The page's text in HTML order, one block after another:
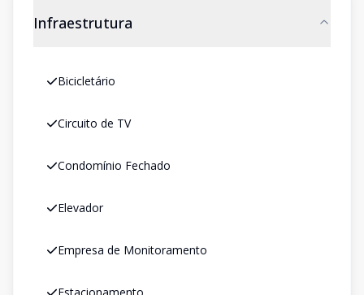
Infraestrutura
Bicicletário
Circuito de TV
Condomínio Fechado
Elevador
Empresa de Monitoramento